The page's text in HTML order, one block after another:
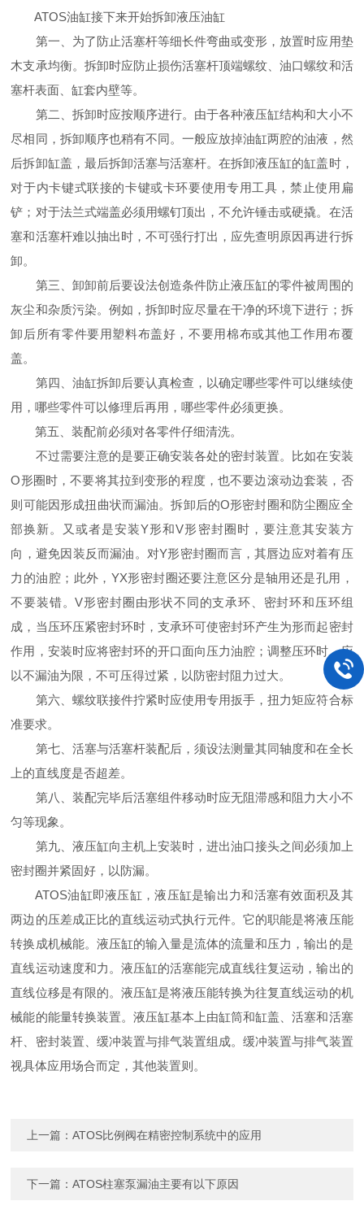
ATOS油缸接下来开始拆卸液压油缸
第一、为了防止活塞杆等细长件弯曲或变形，放置时应用垫
木支承均衡。拆卸时应防止损伤活塞杆顶端螺纹、油口螺纹和活
塞杆表面、缸套内壁等。
第二、拆卸时应按顺序进行。由于各种液压缸结构和大小不
尽相同，拆卸顺序也稍有不同。一般应放掉油缸两腔的油液，然
后拆卸缸盖，最后拆卸活塞与活塞杆。在拆卸液压缸的缸盖时，
对于内卡键式联接的卡键或卡环要使用专用工具，禁止使用扁
铲；对于法兰式端盖必须用螺钉顶出，不允许锤击或硬撬。在活
塞和活塞杆难以抽出时，不可强行打出，应先查明原因再进行拆
卸。
第三、卸卸前后要设法创造条件防止液压缸的零件被周围的
灰尘和杂质污染。例如，拆卸时应尽量在干净的环境下进行；拆
卸后所有零件要用塑料布盖好，不要用棉布或其他工作用布覆
盖。
第四、油缸拆卸后要认真检查，以确定哪些零件可以继续使
用，哪些零件可以修理后再用，哪些零件必须更换。
第五、装配前必须对各零件仔细清洗。
不过需要注意的是要正确安装各处的密封装置。比如在安装
O形圈时，不要将其拉到变形的程度，也不要边滚动边套装，否
则可能因形成扭曲状而漏油。拆卸后的O形密封圈和防尘圈应全
部换新。又或者是安装Y形和V形密封圈时，要注意其安装方
向，避免因装反而漏油。对Y形密封圈而言，其唇边应对着有压
力的油腔；此外，YX形密封圈还要注意区分是轴用还是孔用，
不要装错。V形密封圈由形状不同的支承环、密封环和压环组
成，当压环压紧密封环时，支承环可使密封环产生为形而起密封
作用，安装时应将密封环的开口面向压力油腔；调整压环时，应
以不漏油为限，不可压得过紧，以防密封阻力过大。
第六、螺纹联接件拧紧时应使用专用扳手，扭力矩应符合标
准要求。
第七、活塞与活塞杆装配后，须设法测量其同轴度和在全长
上的直线度是否超差。
第八、装配完毕后活塞组件移动时应无阻滞感和阻力大小不
匀等现象。
第九、液压缸向主机上安装时，进出油口接头之间必须加上
密封圈并紧固好，以防漏。
ATOS油缸即液压缸，液压缸是输出力和活塞有效面积及其
两边的压差成正比的直线运动式执行元件。它的职能是将液压能
转换成机械能。液压缸的输入量是流体的流量和压力，输出的是
直线运动速度和力。液压缸的活塞能完成直线往复运动，输出的
直线位移是有限的。液压缸是将液压能转换为往复直线运动的机
械能的能量转换装置。液压缸基本上由缸筒和缸盖、活塞和活塞
杆、密封装置、缓冲装置与排气装置组成。缓冲装置与排气装置
视具体应用场合而定，其他装置则。
上一篇：ATOS比例阀在精密控制系统中的应用
下一篇：ATOS柱塞泵漏油主要有以下原因